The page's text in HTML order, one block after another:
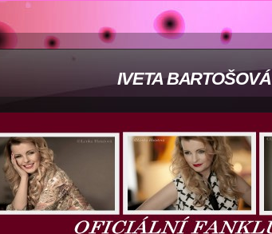
IVETA BARTOŠOVÁ